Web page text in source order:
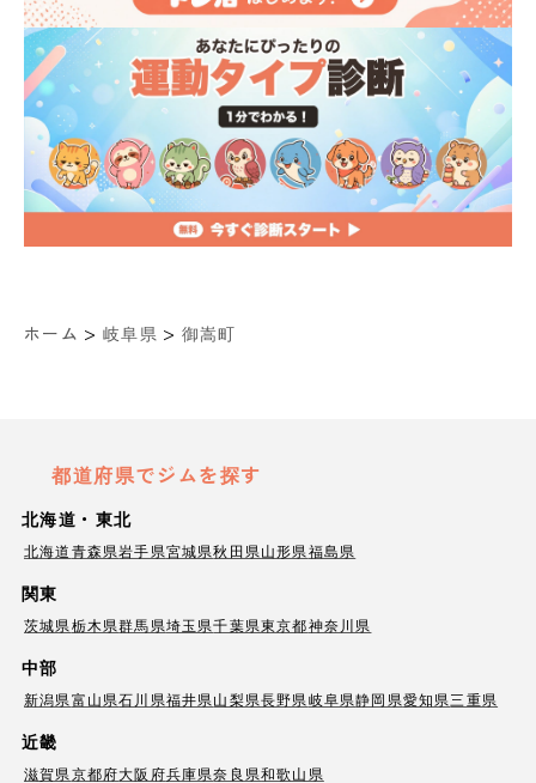
ホーム > 岐阜県 > 御嵩町
都道府県でジムを探す
北海道・東北
北海道青森県岩手県宮城県秋田県山形県福島県
関東
茨城県栃木県群馬県埼玉県千葉県東京都神奈川県
中部
新潟県富山県石川県福井県山梨県長野県岐阜県静岡県愛知県三重県
近畿
滋賀県京都府大阪府兵庫県奈良県和歌山県